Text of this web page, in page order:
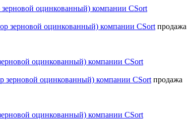
зерновой оцинкованный) компании CSort
продажа
оцинкованный) компании CSort
продажа
оцинкованный) компании CSort